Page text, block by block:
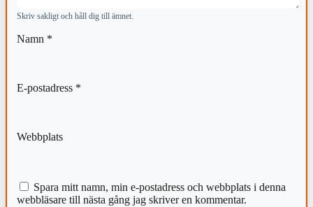
Skriv sakligt och håll dig till ämnet.
Namn *
E-postadress *
Webbplats
Spara mitt namn, min e-postadress och webbplats i denna
webbläsare till nästa gång jag skriver en kommentar.